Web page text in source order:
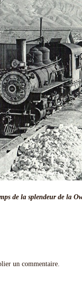
de la splendeur de la
un commentaire.